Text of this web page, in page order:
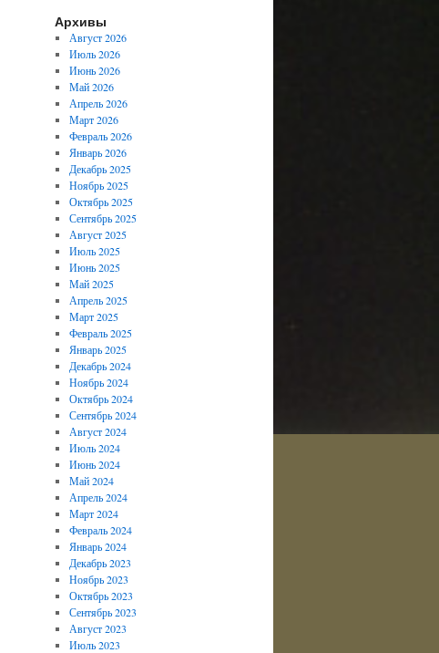
Архивы
Август 2026
Июль 2026
Июнь 2026
Май 2026
Апрель 2026
Март 2026
Февраль 2026
Январь 2026
Декабрь 2025
Ноябрь 2025
Октябрь 2025
Сентябрь 2025
Август 2025
Июль 2025
Июнь 2025
Май 2025
Апрель 2025
Март 2025
Февраль 2025
Январь 2025
Декабрь 2024
Ноябрь 2024
Октябрь 2024
Сентябрь 2024
Август 2024
Июль 2024
Июнь 2024
Май 2024
Апрель 2024
Март 2024
Февраль 2024
Январь 2024
Декабрь 2023
Ноябрь 2023
Октябрь 2023
Сентябрь 2023
Август 2023
Июль 2023